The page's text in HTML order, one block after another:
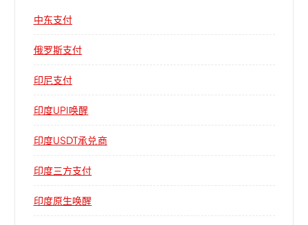
中东支付
俄罗斯支付
印尼支付
印度UPI唤醒
印度USDT承兑商
印度三方支付
印度原生唤醒